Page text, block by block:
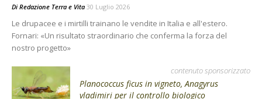
Di Redazione Terra e Vita 30 Luglio 2026
Le drupacee e i mirtilli trainano le vendite in Italia e all'estero.
Fornari: «Un risultato straordinario che conferma la forza del
nostro progetto»
contenuto sponsorizzato
Planococcus ficus in vigneto, Anagyrus
vladimiri per il controllo biologico